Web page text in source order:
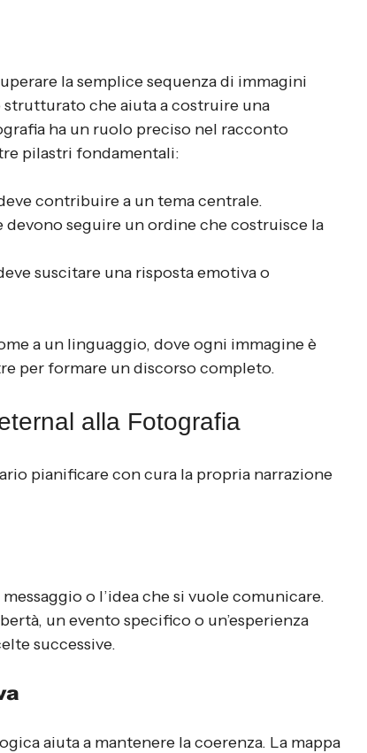
la semplice sequenza di immagini
che aiuta a costruire una
ha un ruolo preciso nel racconto
pilastri fondamentali:
contribuire a un tema centrale.
devono seguire un ordine che costruisce la
suscitare una risposta emotiva o
a un linguaggio, dove ogni immagine è
per formare un discorso completo.
alla Fotografia
pianificare con cura la propria narrazione
o l’idea che si vuole comunicare.
un evento specifico o un’esperienza
successive.
aiuta a mantenere la coerenza. La mappa